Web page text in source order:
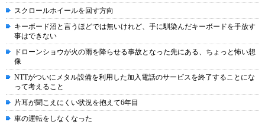
スクロールホイールを回す方向
キーボード沼と言うほどでは無いけれど、手に馴染んだキーボードを手放す
事はできない
ドローンショウが火の雨を降らせる事故となった先にある、ちょっと怖い想
像
NTTがついにメタル設備を利用した加入電話のサービスを終了することにな
って考えること
片耳が聞こえにくい状況を抱えて6年目
車の運転をしなくなった